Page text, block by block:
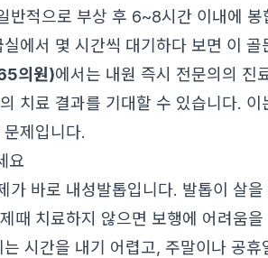
적으로 부상 후 6~8시간 이내에 봉
에서 몇 시간씩 대기하다 보면 이 골
의원)에서는 내원 즉시 전문의의 진
치료 결과를 기대할 수 있습니다. 이
제입니다.
요
가 바로 내성발톱입니다. 발톱이 살을
때 치료하지 않으면 보행에 어려움을
시간을 내기 어렵고, 주말이나 공휴